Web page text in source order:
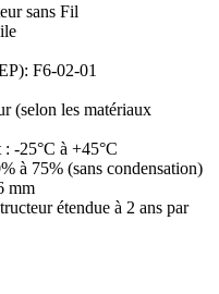
sans Fil
F6-02-01
(selon les matériaux
-25°C à +45°C
à 75% (sans condensation)
mm
étendue à 2 ans par